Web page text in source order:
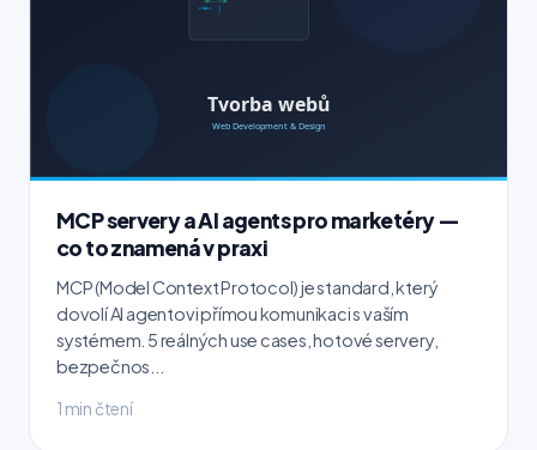
MCP servery a AI agents pro marketéry —
co to znamená v praxi
MCP (Model Context Protocol) je standard, který
dovolí AI agentovi přímou komunikaci s vaším
systémem. 5 reálných use cases, hotové servery,
bezpečnos...
1 min čtení